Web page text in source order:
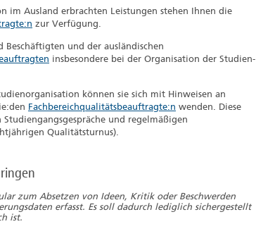
im Ausland erbrachten Leistungen stehen Ihnen die
zur Verfügung.
Beschäftigten und der ausländischen
insbesondere bei der Organisation der Studien-
können sie sich mit Hinweisen an
Fachbereichqualitätsbeauftragte:n wenden. Diese
und regelmäßigen
Qualitätsturnus).
zum Absetzen von Ideen, Kritik oder Beschwerden
erfasst. Es soll dadurch lediglich sichergestellt
ist.